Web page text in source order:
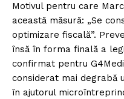
Motivul pentru care
această măsură: „Se
optimizare fiscală”.
însă în forma finală a
confirmat pentru
considerat mai degrabă
în ajutorul